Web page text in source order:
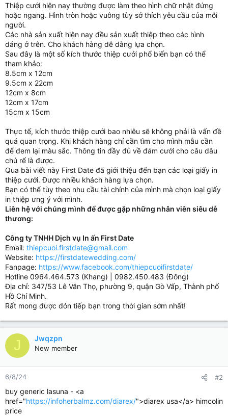
Thiệp cưới hiện nay thường được làm theo hình chữ nhật đứng
hoặc ngang. Hình tròn hoặc vuông tùy sở thích yêu cầu của mỗi
người.
Các nhà sản xuất hiện nay đều sản xuất thiệp theo các hình
dáng ở trên. Cho khách hàng dễ dàng lựa chọn.
Sau đây là một số kích thước thiệp cưới phổ biến bạn có thể
tham khảo:
8.5cm x 12cm
9.5cm x 22cm
12cm x 8cm
12cm x 17cm
15cm x 15cm
Thực tế, kích thước thiệp cưới bao nhiêu sẽ không phải là vấn đề
quá quan trọng. Khi khách hàng chỉ cần tìm cho mình mẫu cần
để đem lại màu sắc. Thông tin đầy đủ về đám cưới cho câu dâu
chú rể là được.
Qua bài viết này First Date đã giới thiệu đến bạn các loại giấy in
thiệp cưới. Được nhiều khách hàng lựa chọn.
Bạn có thể tùy theo nhu cầu tài chính của mình mà chọn loại giấy
in thiệp ưng ý với mình.
Liên hệ với chúng mình để được gặp những nhân viên siêu dễ
thương:
Công ty TNHH Dịch vụ In ấn First Date
Email: thiepcuoi.firstdate@gmail.com
Website: https://firstdatewedding.com/
Fanpage: https://www.facebook.com/thiepcuoifirstdate/
Hotline 0964.464.573 (Khang) | 0982.450.483 (Đông)
Địa chỉ: 347/53 Lê Văn Thọ, phường 9, quận Gò Vấp, Thành phố
Hồ Chí Minh.
Rất mong được đón tiếp bạn trong thời gian sớm nhất!
J Jwqzpn
New member
6/8/24 #2
buy generic lasuna - <a
href="https://infoherbalmz.com/diarex/">diarex usa</a> himcolin
price